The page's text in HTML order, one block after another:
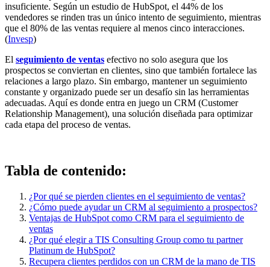
insuficiente. Según un estudio de HubSpot, el 44% de los
vendedores se rinden tras un único intento de seguimiento, mientras
que el 80% de las ventas requiere al menos cinco interacciones.
(Invesp)
El seguimiento de ventas efectivo no solo asegura que los
prospectos se conviertan en clientes, sino que también fortalece las
relaciones a largo plazo. Sin embargo, mantener un seguimiento
constante y organizado puede ser un desafío sin las herramientas
adecuadas. Aquí es donde entra en juego un CRM (Customer
Relationship Management), una solución diseñada para optimizar
cada etapa del proceso de ventas.
Tabla de contenido:
¿Por qué se pierden clientes en el seguimiento de ventas?
¿Cómo puede ayudar un CRM al seguimiento a prospectos?
Ventajas de HubSpot como CRM para el seguimiento de
ventas
¿Por qué elegir a TIS Consulting Group como tu partner
Platinum de HubSpot?
Recupera clientes perdidos con un CRM de la mano de TIS